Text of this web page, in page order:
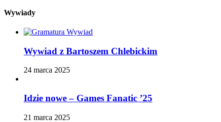
Wywiady
Wywiad z Bartoszem Chlebickim
24 marca 2025
Idzie nowe – Games Fanatic ’25
21 marca 2025